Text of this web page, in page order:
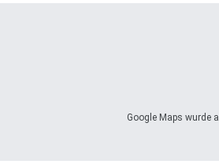
Google Maps wurde